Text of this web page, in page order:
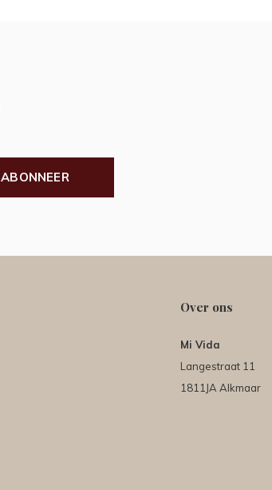
ABONNEER
Over ons
Mi Vida
Langestraat 11
1811JA Alkmaar